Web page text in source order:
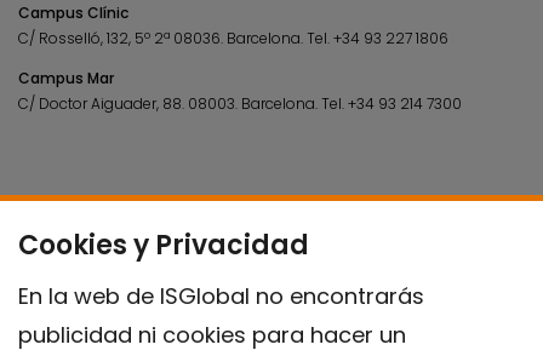
Cookies y Privacidad
En la web de ISGlobal no encontrarás
publicidad ni cookies para hacer un
Campus Clínic
C/ Rosselló, 132, 5º 2ª 08036. Barcelona.Tel.+34 93 227 1806
Campus Mar
C/ Doctor Aiguader, 88. 08003. Barcelona.Tel.+34 93 214 7300